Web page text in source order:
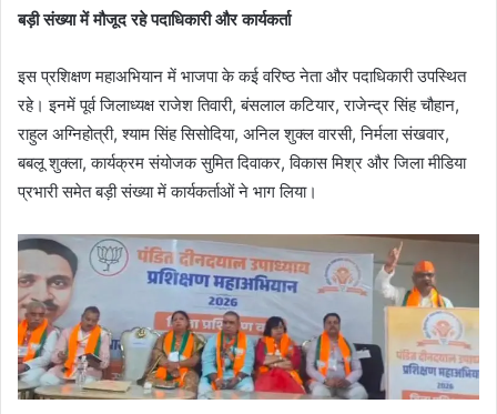
बड़ी संख्या में मौजूद रहे पदाधिकारी और कार्यकर्ता
इस प्रशिक्षण महाअभियान में भाजपा के कई वरिष्ठ नेता और पदाधिकारी उपस्थित
रहे। इनमें पूर्व जिलाध्यक्ष राजेश तिवारी, बंसलाल कटियार, राजेन्द्र सिंह चौहान,
राहुल अग्निहोत्री, श्याम सिंह सिसोदिया, अनिल शुक्ल वारसी, निर्मला संखवार,
बबलू शुक्ला, कार्यक्रम संयोजक सुमित दिवाकर, विकास मिश्र और जिला मीडिया
प्रभारी समेत बड़ी संख्या में कार्यकर्ताओं ने भाग लिया।